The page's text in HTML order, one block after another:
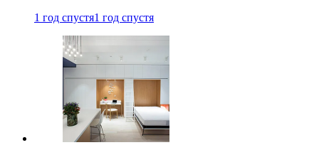
1 год спустя1 год спустя